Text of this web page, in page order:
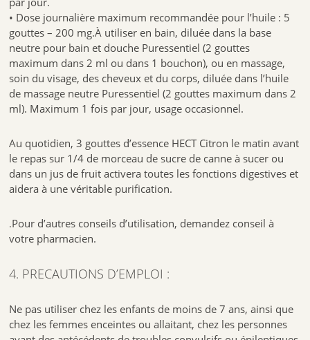
• Dose journalière maximum recommandée pour l’huile : 5
gouttes – 200 mg.À utiliser en bain, diluée dans la base
neutre pour bain et douche Puressentiel (2 gouttes
maximum dans 2 ml ou dans 1 bouchon), ou en massage,
soin du visage, des cheveux et du corps, diluée dans l’huile
de massage neutre Puressentiel (2 gouttes maximum dans 2
ml). Maximum 1 fois par jour, usage occasionnel.
Au quotidien, 3 gouttes d’essence HECT Citron le matin avant
le repas sur 1/4 de morceau de sucre de canne à sucer ou
dans un jus de fruit activera toutes les fonctions digestives et
aidera à une véritable purification.
.Pour d’autres conseils d’utilisation, demandez conseil à
votre pharmacien.
4. PRECAUTIONS D’EMPLOI :
Ne pas utiliser chez les enfants de moins de 7 ans, ainsi que
chez les femmes enceintes ou allaitant, chez les personnes